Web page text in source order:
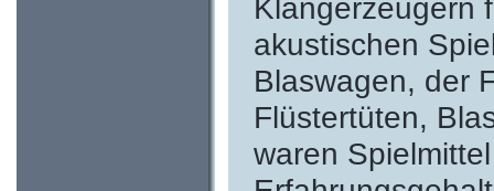
Klangerzeugern
akustischen
Blaswagen, der
Flüstertüten,
waren